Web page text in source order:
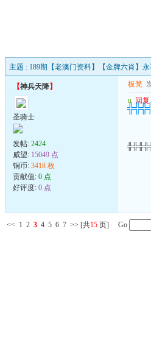
主题 : 189期【老澳门资料】【金牌六肖】永
【神兵天降】
圣骑士
发帖: 2424
威望: 15049 点
铜币: 3418 枚
贡献值: 0 点
好评度: 0 点
板凳
u 回复
<< 1 2 3 4 5 6 7 >> [共15 页] Go